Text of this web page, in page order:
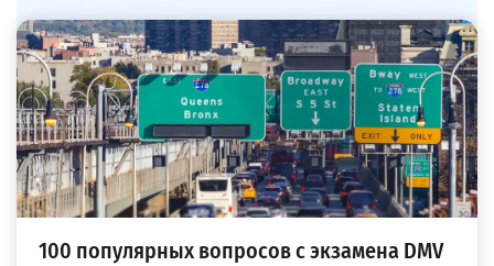
100 популярных вопросов с экзамена DMV